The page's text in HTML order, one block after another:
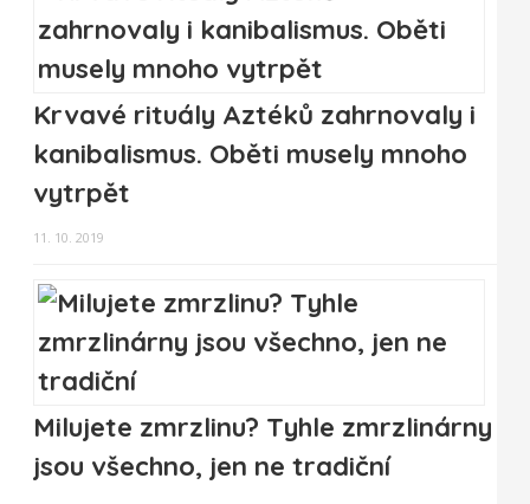
Krvavé rituály Aztéků zahrnovaly i
kanibalismus. Oběti musely mnoho
vytrpět
11. 10. 2019
Milujete zmrzlinu? Tyhle zmrzlinárny
jsou všechno, jen ne tradiční